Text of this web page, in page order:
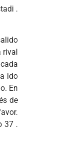
.
rival
ido
En
de
37 .